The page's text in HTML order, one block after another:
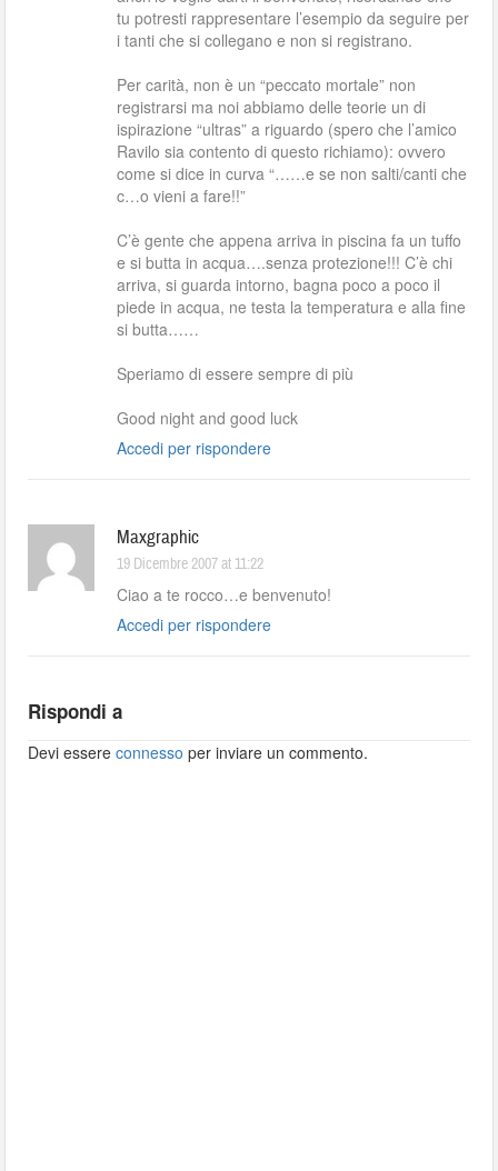
tu potresti rappresentare l’esempio da seguire per
i tanti che si collegano e non si registrano.
Per carità, non è un “peccato mortale” non
registrarsi ma noi abbiamo delle teorie un di
ispirazione “ultras” a riguardo (spero che l’amico
Ravilo sia contento di questo richiamo): ovvero
come si dice in curva “……e se non salti/canti che
c…o vieni a fare!!”
C’è gente che appena arriva in piscina fa un tuffo
e si butta in acqua….senza protezione!!! C’è chi
arriva, si guarda intorno, bagna poco a poco il
piede in acqua, ne testa la temperatura e alla fine
si butta……
Speriamo di essere sempre di più
Good night and good luck
Accedi per rispondere
Maxgraphic
19 Dicembre 2007 at 11:22
Ciao a te rocco…e benvenuto!
Accedi per rispondere
Rispondi a
Devi essereconnesso per inviare un commento.